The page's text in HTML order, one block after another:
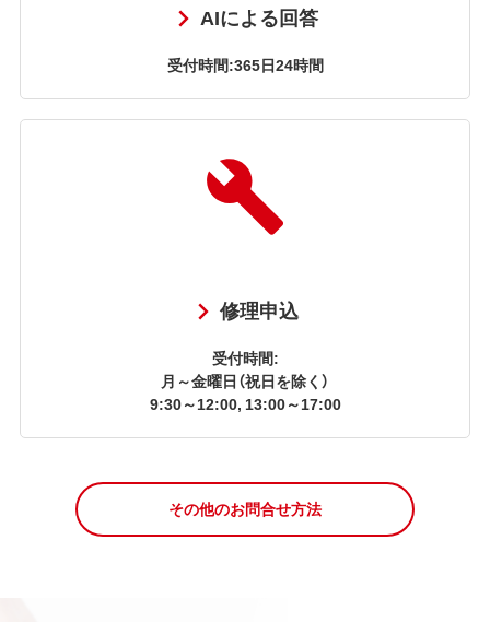
AIによる回答
受付時間:365日24時間
修理申込
受付時間:
月～金曜日（祝日を除く）
9:30～12:00, 13:00～17:00
その他のお問合せ方法